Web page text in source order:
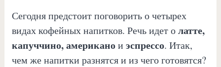
Сегодня предстоит поговорить о четырех
видах кофейных напитков. Речь идет олатте,
капуччино, американои эспрессо. Итак,
чем же напитки разнятся и из чего готовятся?